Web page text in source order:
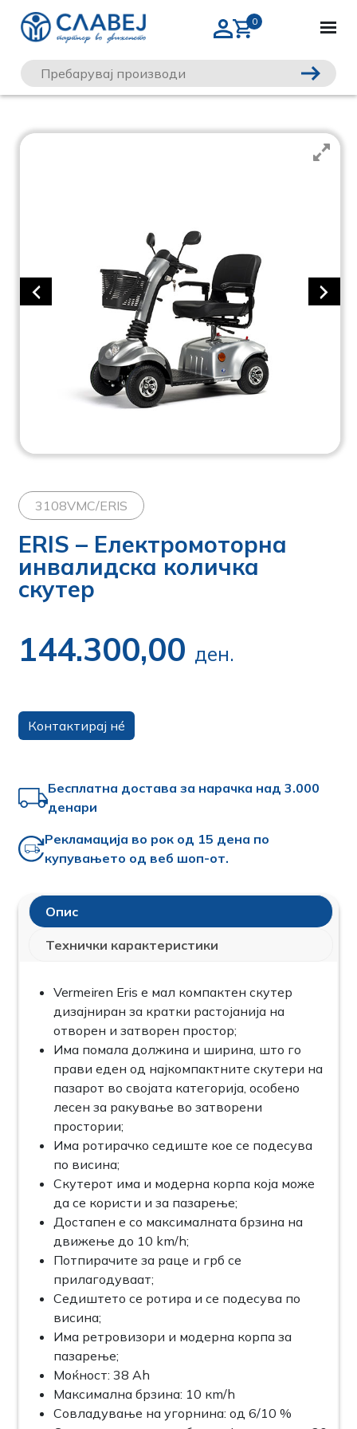
3108VMC/ERIS
ERIS – Електромоторна
инвалидска количка
скутер
144.300,00 ден.
Контактирај нé
Бесплатна достава за нарачка над 3.000
денари
Рекламација во рок од 15 дена по
купувањето од веб шоп-от.
Опис
Технички карактеристики
Vermeiren Eris е мал компактен скутер
дизајниран за кратки растојанија на
отворен и затворен простор;
Има помала должина и ширина, што го
прави еден од најкомпактните скутери на
пазарот во својата категорија, особено
лесен за ракување во затворени
простории;
Има ротирачко седиште кое се подесува
по висина;
Скутерот има и модерна корпа која може
да се користи и за пазарење;
Достапен е со максималната брзина на
движење до 10 km/h;
Потпирачите за раце и грб се
прилагодуваат;
Седиштето се ротира и се подесува по
висина;
Има ретровизори и модерна корпа за
пазарење;
Моќност: 38 Ah
Максимална брзина: 10 кm/h
Совладување на угорнина: од 6/10 %